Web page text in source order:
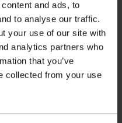
and ads, to
to analyse our traffic.
your use of our site with
analytics partners who
that you’ve
collected from your use
uit bedrijf